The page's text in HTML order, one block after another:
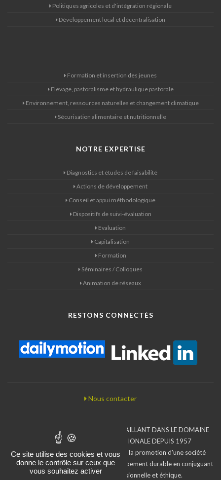
Politiques agricoles et d'intégration régionale
Développement local et décentralisation
Formation et insertion des jeunes
Elevage, pastoralisme et hydraulique pastorale
Environnement, ressources naturelles et changement climatique
Sécurisation alimentaire et nutritionnelle
NOTRE EXPERTISE
Diagnostics et études de faisabilité
Actions de développement
Conseil et appui méthodologique
Dispositifs de suivi-évaluation
Evaluation
Capitalisation
Formation
Séminaires / Colloques
Animation de réseaux
RESTONS CONNECTÉS
Nous contacter
BUREAU D'ÉTUDES ASSOCIATIF TRAVAILLANT DANS LE DOMAINE
DE LA COOPÉRATION INTERNATIONALE DEPUIS 1957
L'Iram inscrit son action dans le sens de la promotion d'une société
moins inégalitaire en faveur d'un développement durable en conjuguant
compétences, exigence professionnelle et éthique.
Ce site utilise des cookies et vous
donne le contrôle sur ceux que
vous souhaitez activer